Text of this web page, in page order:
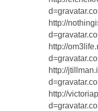
http://
http://
http://
http://